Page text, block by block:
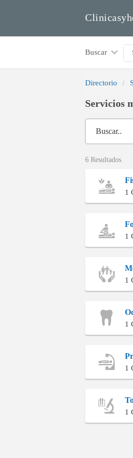
Buscar
Directorio
Servicios
Buscar..
6 Resultados
1
1
1
1
1
1